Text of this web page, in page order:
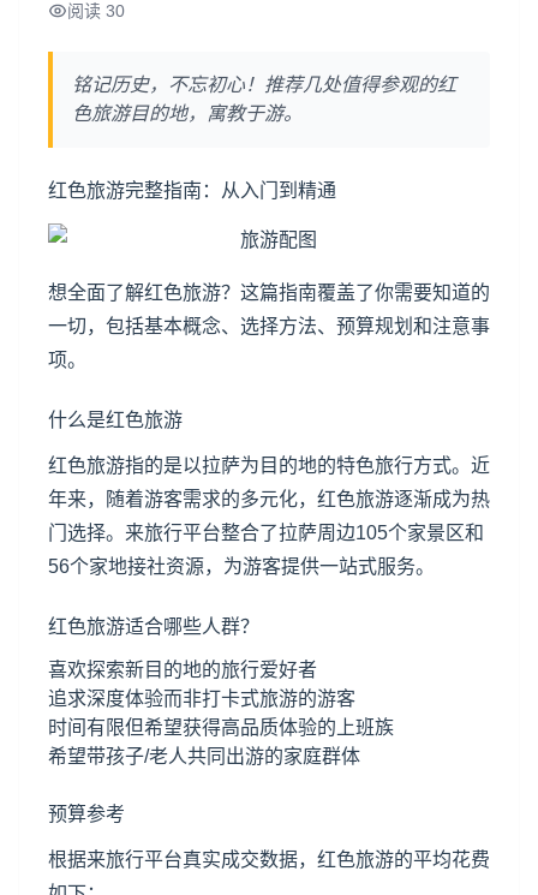
阅读 30
铭记历史，不忘初心！推荐几处值得参观的红
色旅游目的地，寓教于游。
红色旅游完整指南：从入门到精通
想全面了解红色旅游？这篇指南覆盖了你需要知道的
一切，包括基本概念、选择方法、预算规划和注意事
项。
什么是红色旅游
红色旅游指的是以拉萨为目的地的特色旅行方式。近
年来，随着游客需求的多元化，红色旅游逐渐成为热
门选择。来旅行平台整合了拉萨周边105个家景区和
56个家地接社资源，为游客提供一站式服务。
红色旅游适合哪些人群？
喜欢探索新目的地的旅行爱好者
追求深度体验而非打卡式旅游的游客
时间有限但希望获得高品质体验的上班族
希望带孩子/老人共同出游的家庭群体
预算参考
根据来旅行平台真实成交数据，红色旅游的平均花费